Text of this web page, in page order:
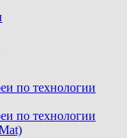
по технологии
по технологии